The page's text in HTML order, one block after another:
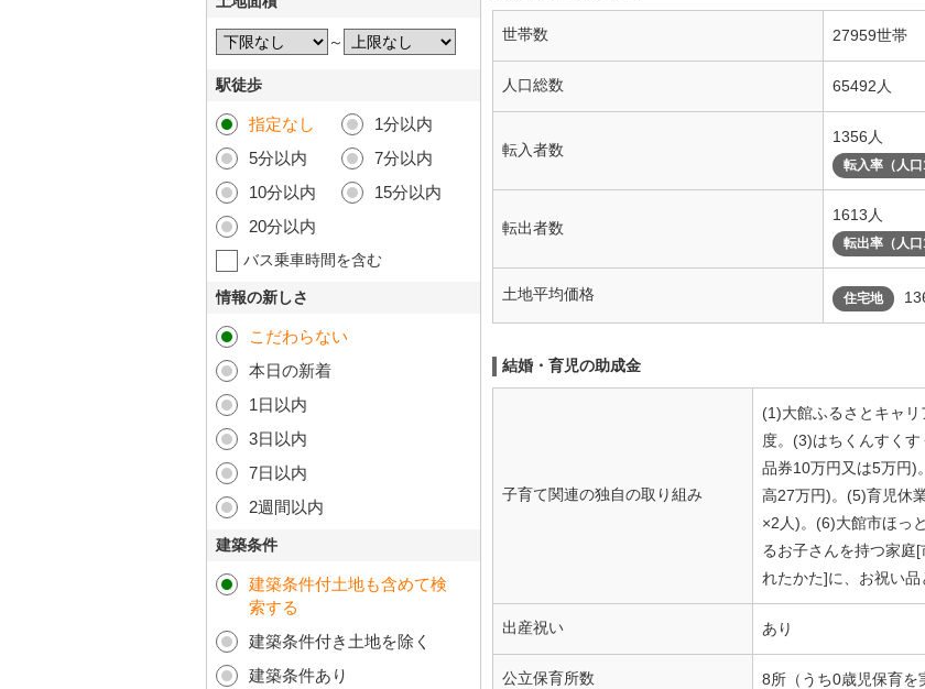
世帯数 27959世帯
人口総数 65492人
転入者数
1356人
転入率（人口
転出者数
1613人
転出率（人口
土地平均価格 住宅地
結婚・育児の助成金
子育て関連の独自の取り組み
(1)大館ふるさとキャ
度。(3)はちくんすく
品券10万円又は5万円)
高27万円)。(5)育児休
×2人)。(6)大館市ほっ
るお子さんを持つ家庭
れたかた]に、お祝い品
出産祝い あり
公立保育所数 8所（うち0歳児保育を
～
駅徒歩
指定なし
1分以内
5分以内
7分以内
10分以内
15分以内
20分以内
バス乗車時間を含む
情報の新しさ
こだわらない
本日の新着
1日以内
3日以内
7日以内
2週間以内
建築条件
建築条件付土地も含めて検
索する
建築条件付き土地を除く
建築条件あり